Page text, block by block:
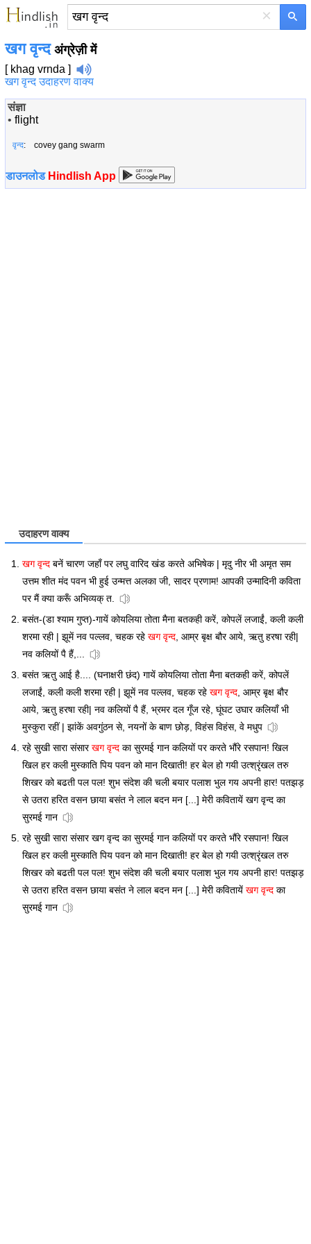
×
खग वृन्दअंग्रेज़ी में
[ khag vrnda ]
खग वृन्द उदाहरण वाक्य
संज्ञा
• flight
वृन्द: covey gang swarm
डाउनलोड Hindlish App
उदाहरण वाक्य
खग वृन्द बनें चारण जहाँ पर लघु वारिद खंड करते अभिषेक | मृदु नीर भी अमृत सम
उत्तम शीत मंद पवन भी हुई उन्मत्त अलका जी, सादर प्रणाम! आपकी उन्मादिनी कविता
पर मैं क्या करूँ अभिव्यक् त.
बसंत-(डा श्याम गुप्त)-गायें कोयलिया तोता मैना बतकही करें, कोपलें लजाईं, कली कली
शरमा रही | झूमें नव पल्लव, चहक रहे खग वृन्द , आम्र बृक्ष बौर आये, ऋतु हरषा रही|
नव कलियों पै हैं,...
बसंत ऋतु आई है.... (घनाक्षरी छंद) गायें कोयलिया तोता मैना बतकही करें, कोपलें
लजाईं, कली कली शरमा रही | झूमें नव पल्लव, चहक रहे खग वृन्द , आम्र बृक्ष बौर
आये, ऋतु हरषा रही| नव कलियों पै हैं, भ्रमर दल गूँज रहे, घूंघट उघार कलियाँ भी
मुस्कुरा रहीं | झांकें अवगुंठन से, नयनों के बाण छोड़, विहंस विहंस, वे मधुप
रहे सुखी सारा संसारखग वृन्द का सुरमई गान कलियों पर करते भौंरे रसपान! खिल
खिल हर कली मुस्काति पिय पवन को मान दिखाती! हर बेल हो गयी उत्श्रृंखल तरु
शिखर को बढती पल पल! शुभ संदेश की चली बयार पलाश भुल गय अपनी हार! पतझड़
से उतरा हरित वसन छाया बसंत ने लाल बदन मन [...] मेरी कवितायें खग वृन्द का
सुरमई गान
रहे सुखी सारा संसार खग वृन्द का सुरमई गान कलियों पर करते भौंरे रसपान! खिल
खिल हर कली मुस्काति पिय पवन को मान दिखाती! हर बेल हो गयी उत्श्रृंखल तरु
शिखर को बढती पल पल! शुभ संदेश की चली बयार पलाश भुल गय अपनी हार! पतझड़
से उतरा हरित वसन छाया बसंत ने लाल बदन मन [...] मेरी कवितायें खग वृन्द का
सुरमई गान